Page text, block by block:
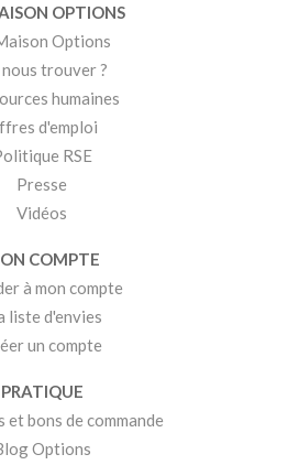
OPTIONS
Options
trouver ?
humaines
d'emploi
RSE
Presse
Vidéos
COMPTE
à mon compte
liste d'envies
un compte
PRATIQUE
et bons de commande
Options